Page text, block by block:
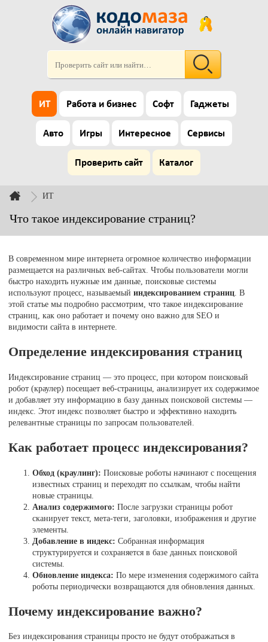
ИТ Работа и бизнес Софт Гаджеты
Авто Игры Интересное Сервисы
Проверить сайт Каталог
ИТ
Что такое индексирование страниц?
В современном мире интернета огромное количество информации
размещается на различных веб-сайтах. Чтобы пользователи могли
быстро находить нужные им данные, поисковые системы
используют процесс, называемыйиндексированием страниц . В
этой статье мы подробно рассмотрим, что такое индексирование
страниц, как оно работает и почему оно важно для SEO и
видимости сайта в интернете.
Определение индексирования страниц
Индексирование страниц — это процесс, при котором поисковый
робот (краулер) посещает веб-страницы, анализирует их содержимое
и добавляет эту информацию в базу данных поисковой системы —
индекс. Этот индекс позволяет быстро и эффективно находить
релевантные страницы по запросам пользователей.
Как работает процесс индексирования?
Обход (краулинг): Поисковые роботы начинают с посещения
известных страниц и переходят по ссылкам, чтобы найти
новые страницы.
Анализ содержимого: После загрузки страницы робот
сканирует текст, мета-теги, заголовки, изображения и другие
элементы.
Добавление в индекс: Собранная информация
структурируется и сохраняется в базе данных поисковой
системы.
Обновление индекса: По мере изменения содержимого сайта
роботы периодически возвращаются для обновления данных.
Почему индексирование важно?
Без индексирования страницы просто не будут отображаться в